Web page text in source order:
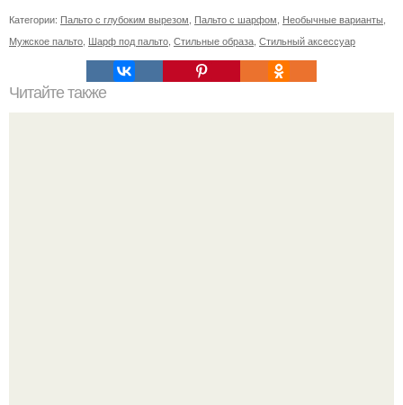
Категории: Пальто с глубоким вырезом, Пальто с шарфом, Необычные варианты,
Мужское пальто, Шарф под пальто, Стильные образа, Стильный аксессуар
Читайте также